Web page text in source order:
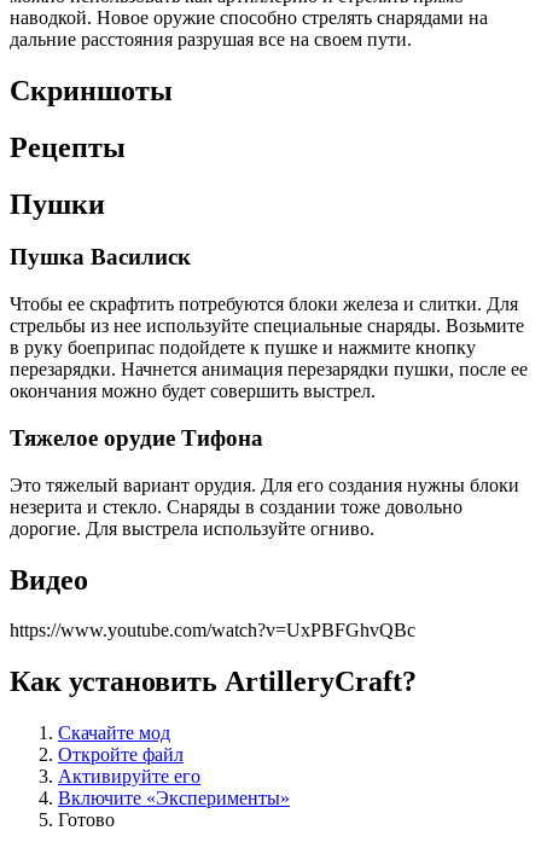
наводкой. Новое оружие способно стрелять снарядами на
дальние расстояния разрушая все на своем пути.
Скриншоты
Рецепты
Пушки
Пушка Василиск
Чтобы ее скрафтить потребуются блоки железа и слитки. Для
стрельбы из нее используйте специальные снаряды. Возьмите
в руку боеприпас подойдете к пушке и нажмите кнопку
перезарядки. Начнется анимация перезарядки пушки, после ее
окончания можно будет совершить выстрел.
Тяжелое орудие Тифона
Это тяжелый вариант орудия. Для его создания нужны блоки
незерита и стекло. Снаряды в создании тоже довольно
дорогие. Для выстрела используйте огниво.
Видео
https://www.youtube.com/watch?v=UxPBFGhvQBc
Как установить ArtilleryCraft?
Скачайте мод
Откройте файл
Активируйте его
Включите «Эксперименты»
Готово